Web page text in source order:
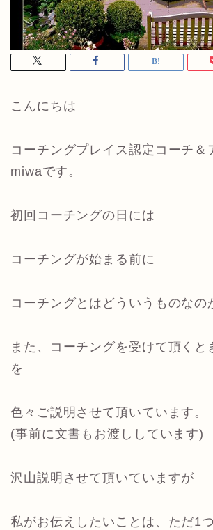
こんにちは
コーチングプレイス認定コーチ＆
miwaです。
初回コーチングの日には
コーチングが始まる前に
コーチングとはどういうものなの
また、コーチングを受けて頂くと
を
色々ご説明させて頂いています。
(事前に文書もお渡ししています)
沢山説明させて頂いていますが
私がお伝えしたいことは、ただ1つ